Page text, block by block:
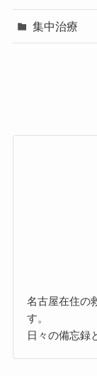
集中治療
名古屋在住の
す。
日々の備忘録